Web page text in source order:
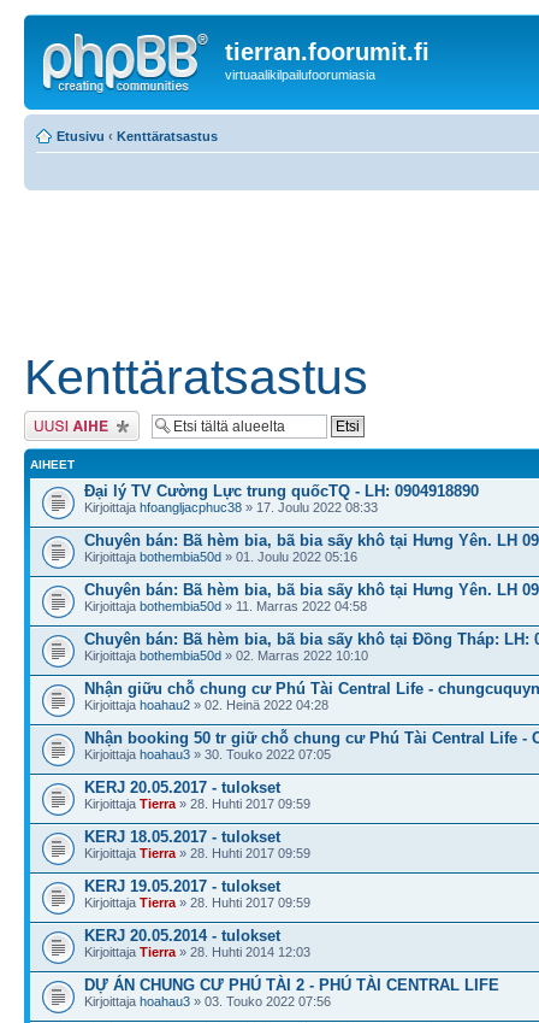
tierran.foorumit.fi
virtuaalikilpailufoorumiasia
Etusivu ‹ Kenttäratsastus
Kenttäratsastus
Lähetä uusi viesti
AIHEET
Đại lý TV Cường Lực trung quốcTQ - LH: 0904918890
Kirjoittaja hfoangljacphuc38 » 17. Joulu 2022 08:33
Chuyên bán: Bã hèm bia, bã bia sấy khô tại Hưng Yên. LH
Kirjoittaja bothembia50d » 01. Joulu 2022 05:16
Chuyên bán: Bã hèm bia, bã bia sấy khô tại Hưng Yên. LH
Kirjoittaja bothembia50d » 11. Marras 2022 04:58
Chuyên bán: Bã hèm bia, bã bia sấy khô tại Đồng Tháp: LH:
Kirjoittaja bothembia50d » 02. Marras 2022 10:10
Nhận giữu chỗ chung cư Phú Tài Central Life -
Kirjoittaja hoahau2 » 02. Heinä 2022 04:28
Nhận booking 50 tr giữ chỗ chung cư Phú Tài Central Life -
Kirjoittaja hoahau3 » 30. Touko 2022 07:05
KERJ 20.05.2017 - tulokset
Kirjoittaja Tierra » 28. Huhti 2017 09:59
KERJ 18.05.2017 - tulokset
Kirjoittaja Tierra » 28. Huhti 2017 09:59
KERJ 19.05.2017 - tulokset
Kirjoittaja Tierra » 28. Huhti 2017 09:59
KERJ 20.05.2014 - tulokset
Kirjoittaja Tierra » 28. Huhti 2014 12:03
DỰ ÁN CHUNG CƯ PHÚ TÀI 2 - PHÚ TÀI CENTRAL LIFE
Kirjoittaja hoahau3 » 03. Touko 2022 07:56